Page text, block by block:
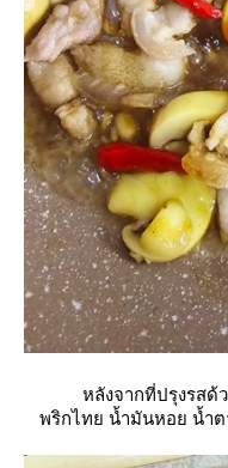
หลังจากที่ปรุงรสด้
พริกไทย น้ำมันหอย น้ำต